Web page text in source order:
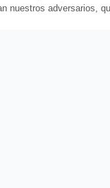
nuestros adversarios,